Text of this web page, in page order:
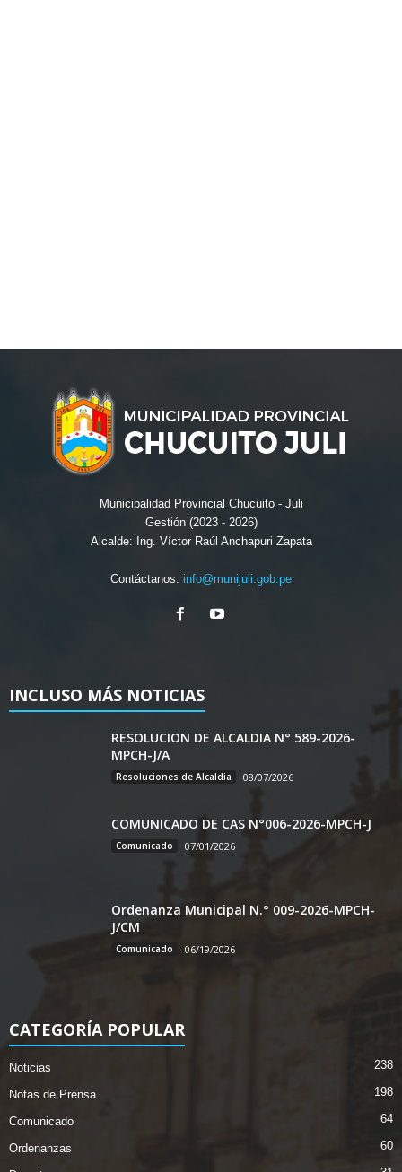
Municipalidad Provincial Chucuito - Juli
Gestión (2023 - 2026)
Alcalde: Ing. Víctor Raúl Anchapuri Zapata
Contáctanos: info@munijuli.gob.pe
INCLUSO MÁS NOTICIAS
RESOLUCION DE ALCALDIA N° 589-2026-
MPCH-J/A
Resoluciones de Alcaldia 08/07/2026
COMUNICADO DE CAS N°006-2026-MPCH-J
Comunicado 07/01/2026
Ordenanza Municipal N.° 009-2026-MPCH-
J/CM
Comunicado 06/19/2026
CATEGORÍA POPULAR
Noticias 238
Notas de Prensa 198
Comunicado 64
Ordenanzas 60